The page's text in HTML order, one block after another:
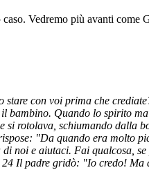
Vedremo più avanti come
con voi prima che
Quando lo spirito
si rotolava, schiumando dalla
"Da quando era molto
noi e aiutaci. Fai qualcosa,
Il padre gridò: "Io credo!